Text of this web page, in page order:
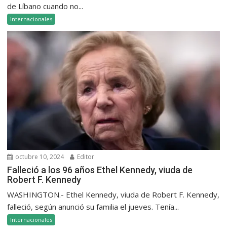
de Líbano cuando no...
Internacionales
octubre 10, 2024 Editor
Falleció a los 96 años Ethel Kennedy, viuda de
Robert F. Kennedy
WASHINGTON.- Ethel Kennedy, viuda de Robert F. Kennedy,
falleció, según anunció su familia el jueves. Tenía...
Internacionales